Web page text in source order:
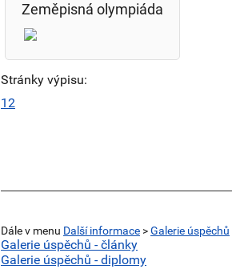
Zeměpisná olympiáda
Stránky výpisu:
12
Dále v menu Další informace >Galerie úspěchů
Galerie úspěchů - články
Galerie úspěchů - diplomy